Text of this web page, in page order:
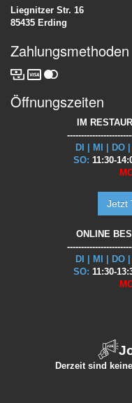
Liegnitzer Str. 16
85435 Erding
Zahlungsmethoden
Öffnungszeiten
IM
DI | MI | DO
SO: 11:30-
Jetzt
ONLINE
DI | MI | DO
SO: 11:30-
Derzeit sind